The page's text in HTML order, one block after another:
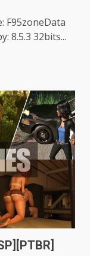
F95zoneData
8.5.3 32bits...